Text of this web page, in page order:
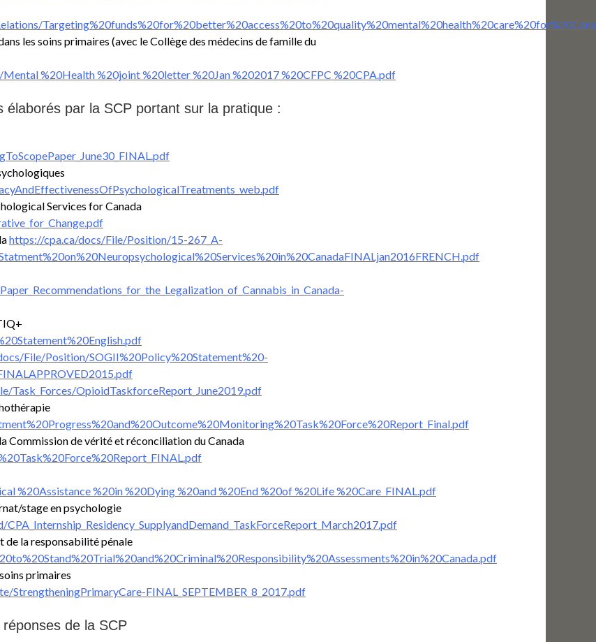
les soins primaires (avec le Collège des médecins de famille du
%20Health %20joint %20letter %20Jan %202017 %20CFPC %20CPA.pdf
par la SCP portant sur la pratique :
Services for Canada
https://cpa.ca/docs/File/Position/15-267_A-
File/Position/SOGII%20Policy%20Statement%20-
Task_Forces/OpioidTaskforceReport_June2019.pdf
Commission de vérité et réconciliation du Canada
%20Assistance %20in %20Dying %20and %20End %20of %20Life %20Care_FINAL.pdf
stage en psychologie
de la responsabilité pénale
primaires
FINAL_SEPTEMBER_8_2017.pdf
de la SCP